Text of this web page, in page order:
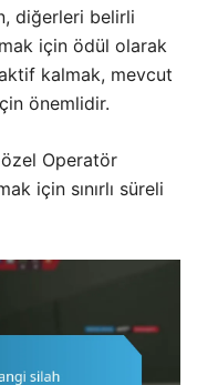
diğerleri belirli
için ödül olarak
kalmak, mevcut
önemlidir.
Operatör
için sınırlı süreli